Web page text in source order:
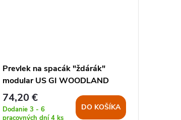
Prevlek na spacák "ždárák"
modular US GI WOODLAND
74,20 €
Dodanie 3 - 6
pracovných dní4 ks
DO KOŠÍKA